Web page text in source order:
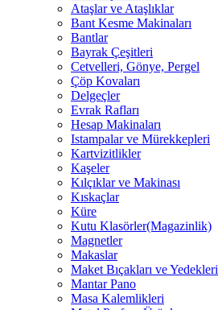
Ataşlar ve Ataşlıklar
Bant Kesme Makinaları
Bantlar
Bayrak Çeşitleri
Cetvelleri, Gönye, Pergel
Çöp Kovaları
Delgeçler
Evrak Rafları
Hesap Makinaları
Istampalar ve Mürekkepleri
Kartvizitlikler
Kaşeler
Kılçıklar ve Makinası
Kıskaçlar
Küre
Kutu Klasörler(Magazinlik)
Magnetler
Makaslar
Maket Bıçakları ve Yedekleri
Mantar Pano
Masa Kalemlikleri